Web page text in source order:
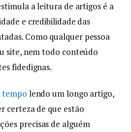
a leitura de artigos é a
e credibilidade das
Como qualquer pessoa
site, nem todo conteúdo
fidedignas.
tempo lendo um longo artigo,
certeza de que estão
precisas de alguém